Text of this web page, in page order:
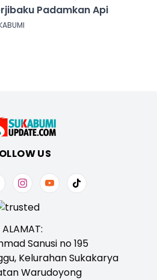
Padamkan Api
US
ALAMAT:
Sanusi no 195
Kelurahan Sukakarya
Warudoyong